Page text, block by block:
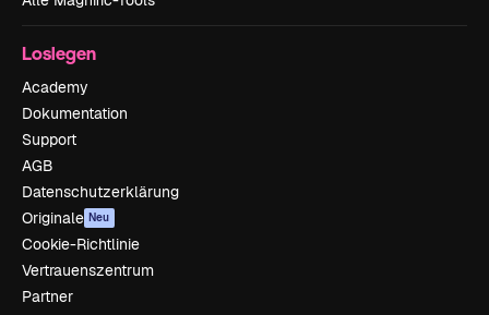
Loslegen
Academy
Dokumentation
Support
AGB
Datenschutzerklärung
Originale Neu
Cookie-Richtlinie
Vertrauenszentrum
Partner